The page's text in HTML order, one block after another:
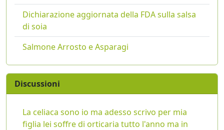
Dichiarazione aggiornata della FDA sulla salsa
di soia
Salmone Arrosto e Asparagi
Discussioni
La celiaca sono io ma adesso scrivo per mia
figlia lei soffre di orticaria tutto l'anno ma in